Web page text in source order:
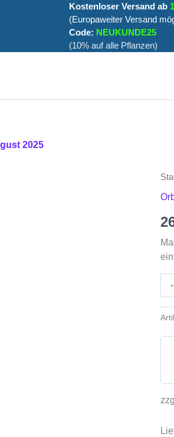
Kostenloser Versand ab
(Europaweiter Versand
Code: NEUKUNDE25
(10% auf alle Pflanzen)
2025
-
60